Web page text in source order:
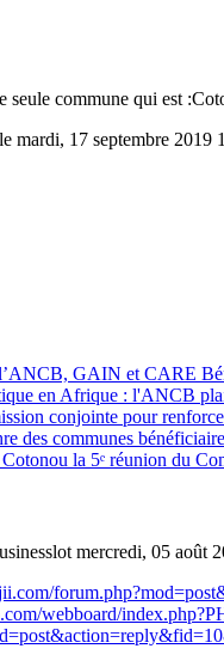
seule commune qui est :
mardi, 17 septembre 2019
GAIN et CARE
en Afrique : l'ANCB
conjointe pour
des communes
la 5ᵉ réunion du
mercredi, 05 août
webboard/